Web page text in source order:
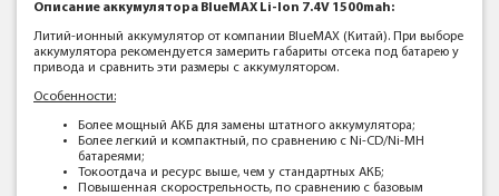
Описание аккумулятора BlueMAX Li-Ion 7.4V 1500mah:
Литий-ионный аккумулятор от компании BlueMAX (Китай). При выборе
аккумулятора рекомендуется замерить габариты отсека под батарею у
привода и сравнить эти размеры с аккумулятором.
Особенности:
Более мощный АКБ для замены штатного аккумулятора;
Более легкий и компактный, по сравнению с Ni-CD/Ni-MH
батареями;
Токоотдача и ресурс выше, чем у стандартных АКБ;
Повышенная скорострельность, по сравнению с базовым